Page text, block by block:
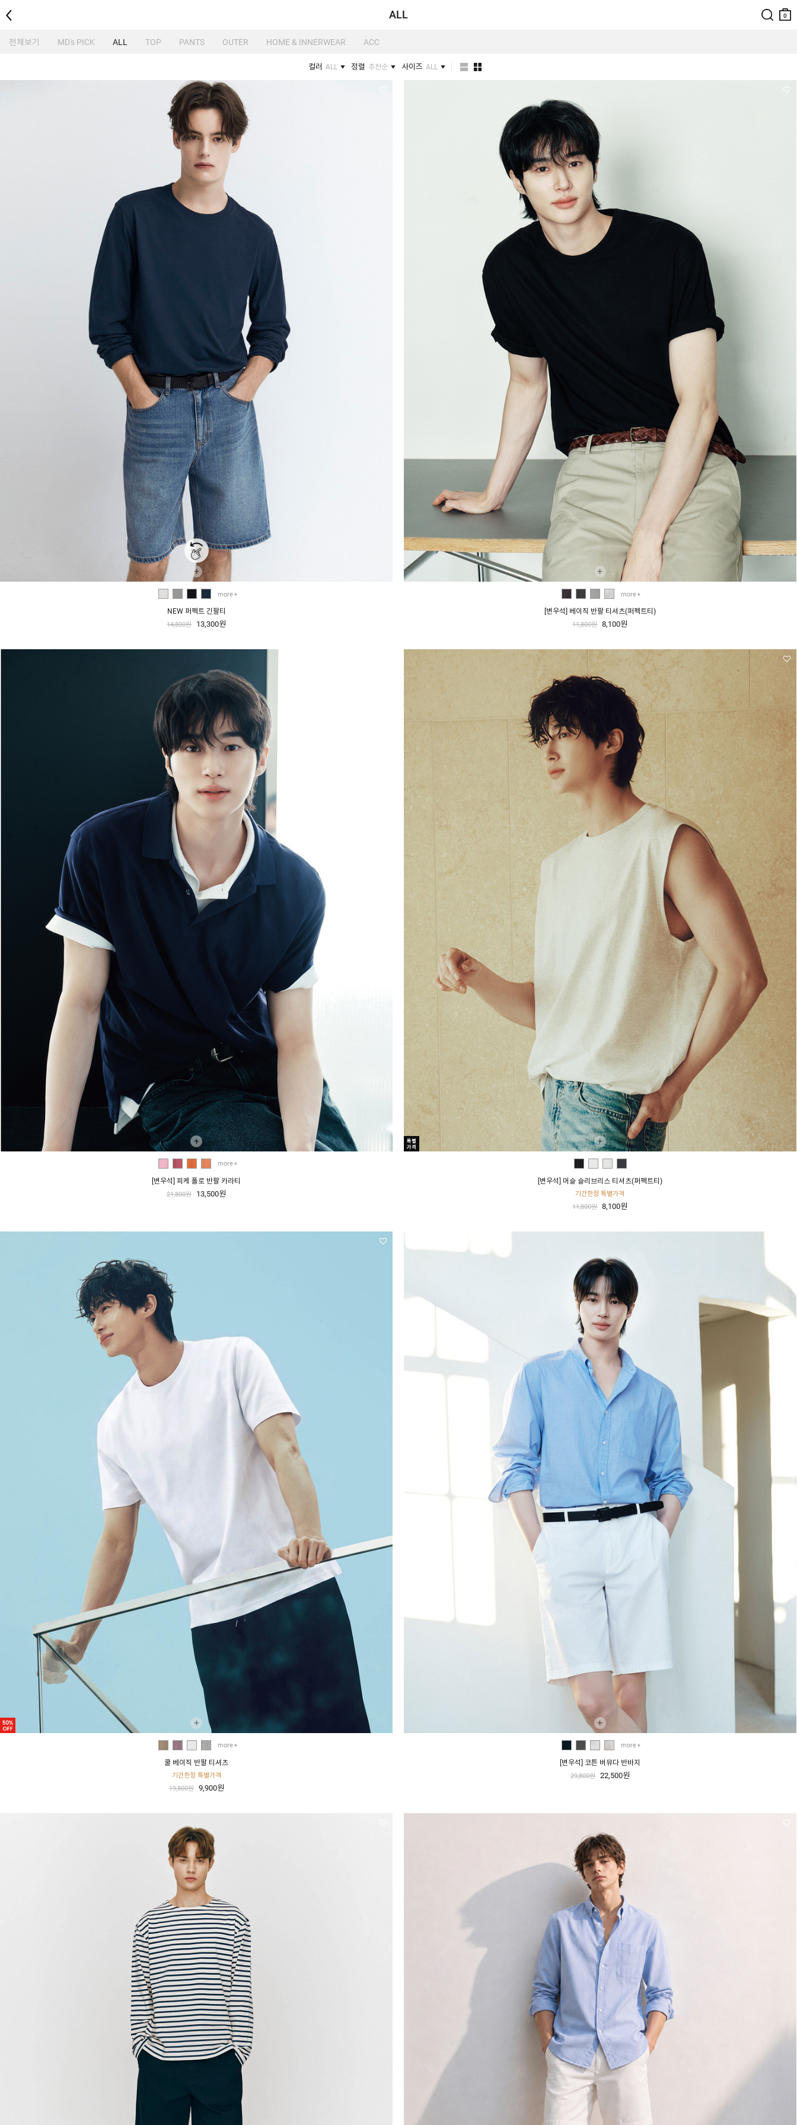
ALL
구니
0
전체보기 MD's PICK ALL TOP PANTS OUTER HOME & INNERWEAR ACC
컬러 ALL 정렬 추천순 사이즈 ALL
+
more
NEW 퍼펙트 긴팔티
14,800원 13,300원
+
more
[변우석] 베이직 반팔 티셔츠(퍼펙트티)
11,800원 8,100원
+
more
[변우석] 피케 폴로 반팔 카라티
21,800원 13,500원
+
[변우석] 머슬 슬리브리스 티셔츠(퍼펙트티)
기간한정 특별가격
11,800원
8,100원
+
more
쿨 베이직 반팔 티셔츠
기간한정 특별가격
19,800원
9,900원
+
more
[변우석] 코튼 버뮤다 반바지
29,800원 22,500원